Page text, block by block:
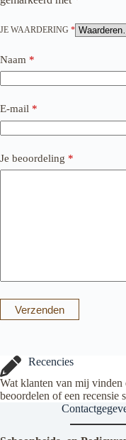
JE WAARDERING *
Naam *
E-mail *
Je beoordeling *
Verzenden
Recencies
Wat klanten van mij
beoordelen of een recensie